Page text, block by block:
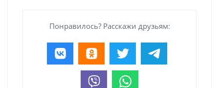
Понравилось? Расскажи друзьям: